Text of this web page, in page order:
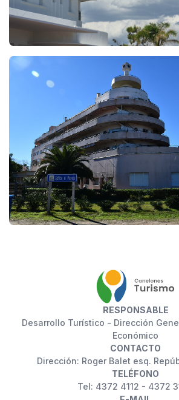
RESPONSABLE
Desarrollo Turístico - Dirección
Económico
CONTACTO
Dirección: Roger Balet esq.
TELÉFONO
Tel: 4372 4112 - 4372